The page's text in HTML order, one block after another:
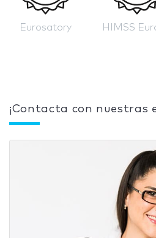
Eurosatory HIMSS
¡Contacta con nuestras